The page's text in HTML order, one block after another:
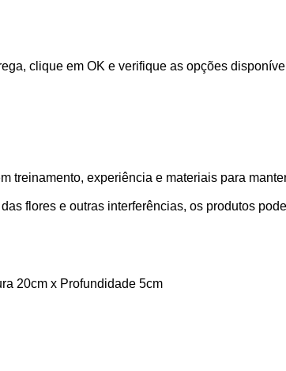
clique em OK e verifique as opções
treinamento, experiência e materiais para
flores e outras interferências, os produtos
20cm x Profundidade 5cm